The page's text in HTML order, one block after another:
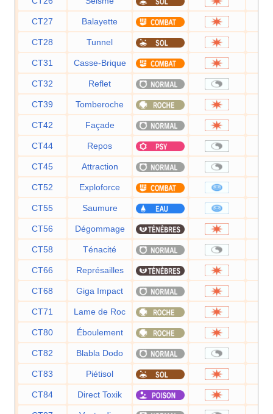
CT27 Balayette
CT28 Tunnel
CT31 Casse-Brique
CT32 Reflet
CT39 Tomberoche
CT42 Façade
CT44 Repos
CT45 Attraction
CT52 Exploforce
CT55 Saumure
CT56 Dégommage
CT58 Ténacité
CT66 Représailles
CT68 Giga Impact
CT71 Lame de Roc
CT80 Éboulement
CT82 Blabla Dodo
CT83 Piétisol
CT84 Direct Toxik